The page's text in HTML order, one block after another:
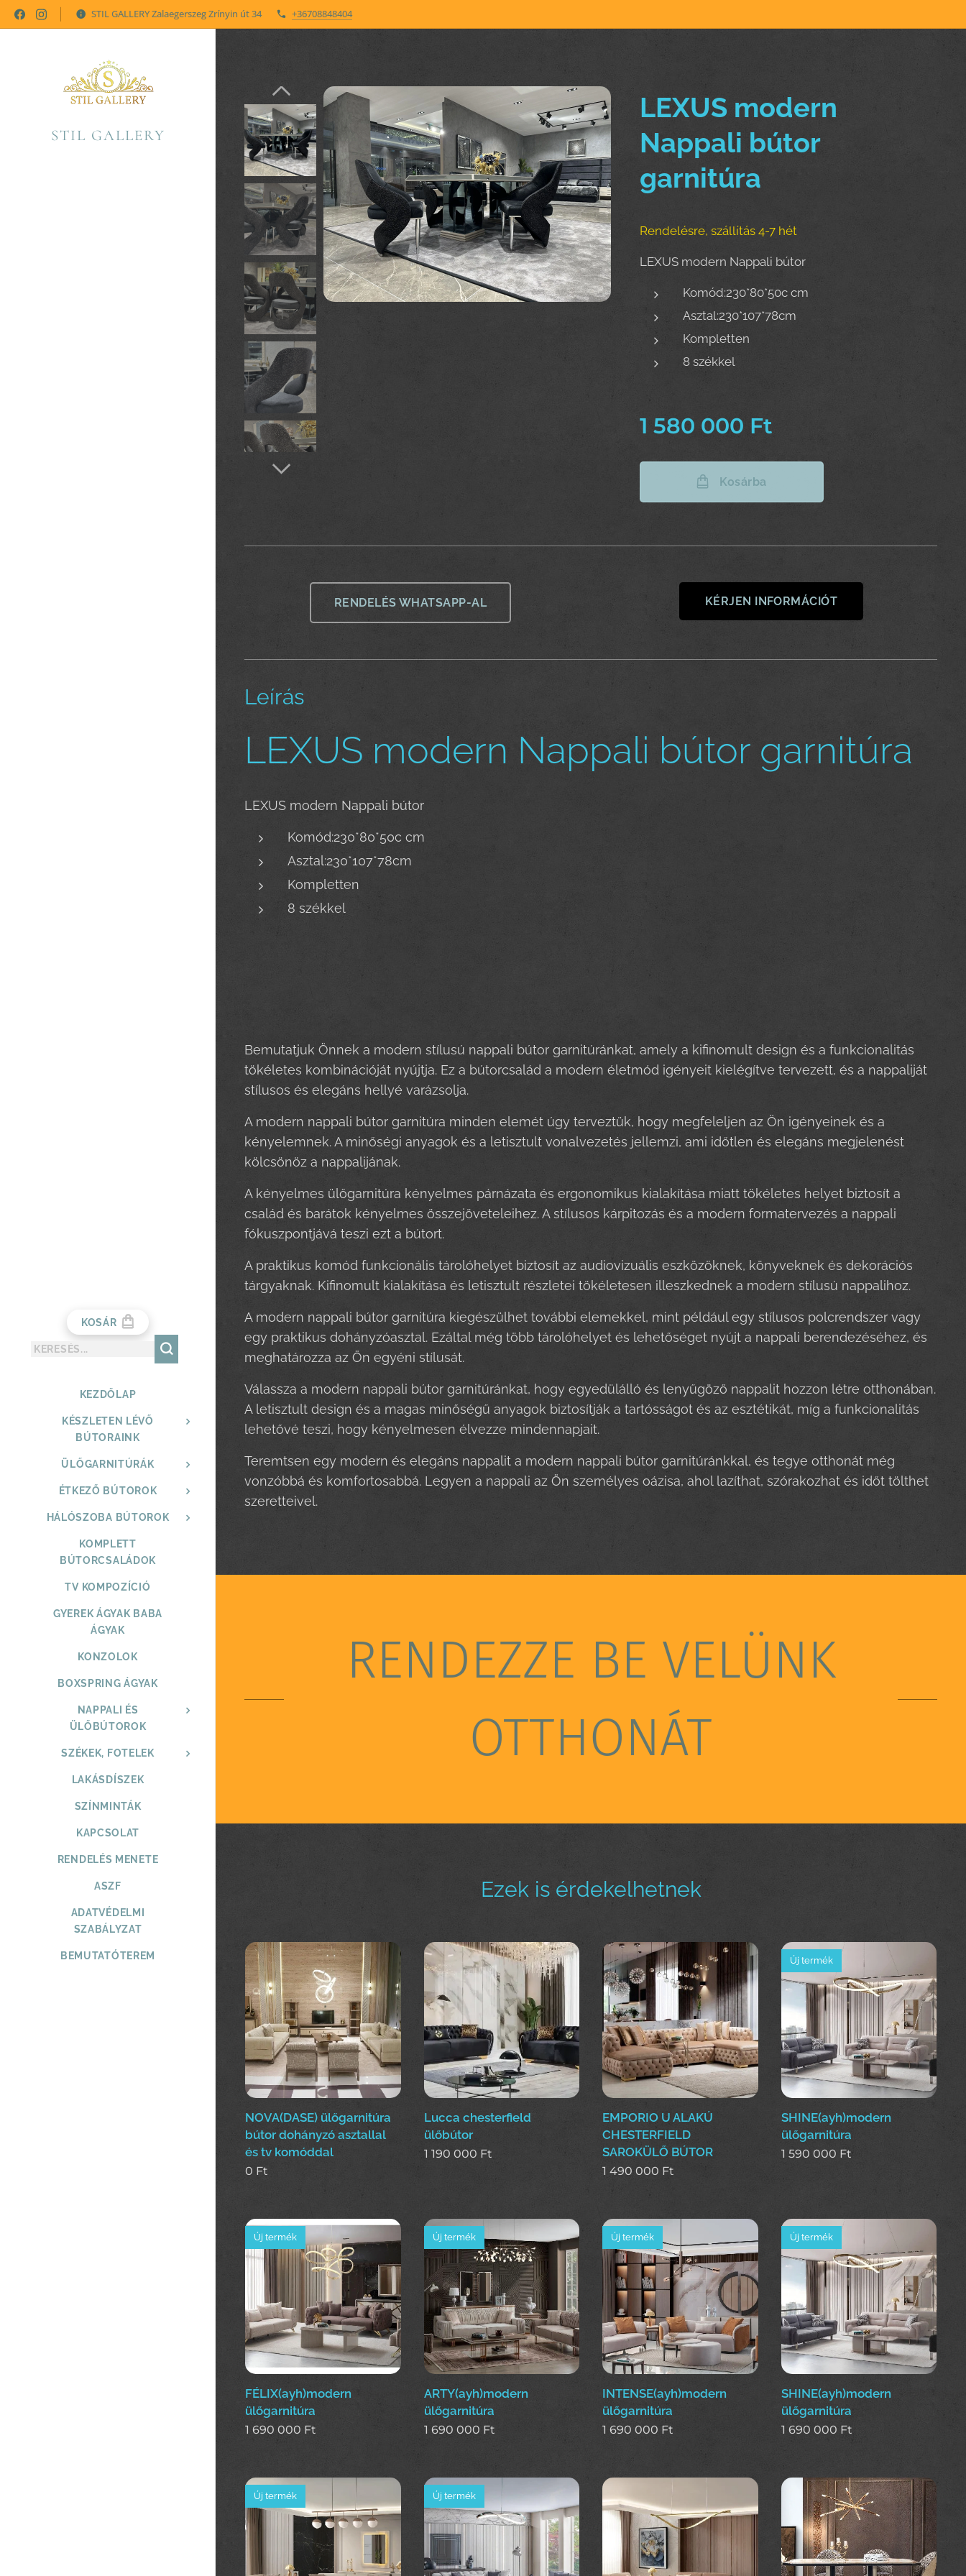
STIL GALLERY Zalaegerszeg Zrínyin út 34 +36708848404
STIL GALLERY
KOSÁR
KEZDŐLAP
KÉSZLETEN LÉVŐ
BÚTORAINK
ÜLŐGARNITÚRÁK
ÉTKEZŐ BÚTOROK
HÁLÓSZOBA BÚTOROK
KOMPLETT
BÚTORCSALÁDOK
TV KOMPOZÍCIÓ
GYEREK ÁGYAK BABA
ÁGYAK
KONZOLOK
BOXSPRING ÁGYAK
NAPPALI ÉS
ÜLŐBÚTOROK
SZÉKEK, FOTELEK
LAKÁSDÍSZEK
SZÍNMINTÁK
KAPCSOLAT
RENDELÉS MENETE
ASZF
ADATVÉDELMI
SZABÁLYZAT
BEMUTATÓTEREM
LEXUS modern
Nappali bútor
garnitúra
Rendelésre, szállítás 4-7 hét
LEXUS modern Nappali bútor
Komód:230*80*50c cm
Asztal:230*107*78cm
Kompletten
8 székkel
1 580 000 Ft
Kosárba
RENDELÉS WHATSAPP-AL KÉRJEN INFORMÁCIÓT
Leírás
LEXUS modern Nappali bútor garnitúra
LEXUS modern Nappali bútor
Komód:230*80*50c cm
Asztal:230*107*78cm
Kompletten
8 székkel
Bemutatjuk Önnek a modern stílusú nappali bútor garnitúránkat, amely a kifinomult design és a funkcionalitás
tökéletes kombinációját nyújtja. Ez a bútorcsalád a modern életmód igényeit kielégítve tervezett, és a nappaliját
stílusos és elegáns hellyé varázsolja.
A modern nappali bútor garnitúra minden elemét úgy terveztük, hogy megfeleljen az Ön igényeinek és a
kényelemnek. A minőségi anyagok és a letisztult vonalvezetés jellemzi, ami időtlen és elegáns megjelenést
kölcsönöz a nappalijának.
A kényelmes ülőgarnitúra kényelmes párnázata és ergonomikus kialakítása miatt tökéletes helyet biztosít a
család és barátok kényelmes összejöveteleihez. A stílusos kárpitozás és a modern formatervezés a nappali
fókuszpontjává teszi ezt a bútort.
A praktikus komód funkcionális tárolóhelyet biztosít az audiovizuális eszközöknek, könyveknek és dekorációs
tárgyaknak. Kifinomult kialakítása és letisztult részletei tökéletesen illeszkednek a modern stílusú nappalihoz.
A modern nappali bútor garnitúra kiegészülhet további elemekkel, mint például egy stílusos polcrendszer vagy
egy praktikus dohányzóasztal. Ezáltal még több tárolóhelyet és lehetőséget nyújt a nappali berendezéséhez, és
meghatározza az Ön egyéni stílusát.
Válassza a modern nappali bútor garnitúránkat, hogy egyedülálló és lenyűgöző nappalit hozzon létre otthonában.
A letisztult design és a magas minőségű anyagok biztosítják a tartósságot és az esztétikát, míg a funkcionalitás
lehetővé teszi, hogy kényelmesen élvezze mindennapjait.
Teremtsen egy modern és elegáns nappalit a modern nappali bútor garnitúránkkal, és tegye otthonát még
vonzóbbá és komfortosabbá. Legyen a nappali az Ön személyes oázisa, ahol lazíthat, szórakozhat és időt tölthet
szeretteivel.
RENDEZZE BE VELÜNK
OTTHONÁT
Ezek is érdekelhetnek
NOVA(DASE) ülőgarnitúra
bútor dohányzó asztallal
és tv komóddal
0 Ft
Lucca chesterfield
ülőbútor
1 190 000 Ft
EMPORIO U ALAKÚ
CHESTERFIELD
SAROKÜLŐ BÚTOR
1 490 000 Ft
SHINE(ayh)modern
ülőgarnitúra
Új termék
1 590 000 Ft
FÉLIX(ayh)modern
ülőgarnitúra
Új termék
1 690 000 Ft
ARTY(ayh)modern
ülőgarnitúra
Új termék
1 690 000 Ft
INTENSE(ayh)modern
ülőgarnitúra
Új termék
1 690 000 Ft
SHINE(ayh)modern
ülőgarnitúra
Új termék
1 690 000 Ft
Új termék Új termék